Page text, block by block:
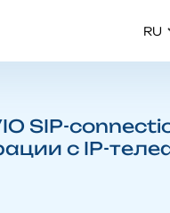
RU
SIP-
с IP-